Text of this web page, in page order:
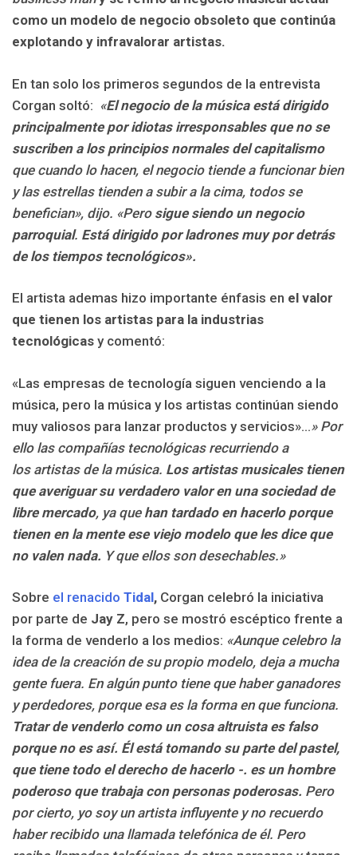
como un modelo de negocio obsoleto que continúa
explotando y infravalorar artistas.
En tan solo los primeros segundos de la entrevista
Corgan soltó: «El negocio de la música está dirigido
principalmente por idiotas irresponsables que no se
suscriben a los principios normales del capitalismo
que cuando lo hacen, el negocio tiende a funcionar bien
y las estrellas tienden a subir a la cima, todos se
benefician», dijo. «Pero sigue siendo un negocio
parroquial. Está dirigido por ladrones muy por detrás
de los tiempos tecnológicos».
El artista ademas hizo importante énfasis en el valor
que tienen los artistas para la industrias
tecnológicas y comentó:
«Las empresas de tecnología siguen venciendo a la
música, pero la música y los artistas continúan siendo
muy valiosos para lanzar productos y servicios»…» Por
ello las compañías tecnológicas recurriendo a
los artistas de la música. Los artistas musicales tienen
que averiguar su verdadero valor en una sociedad de
libre mercado, ya que han tardado en hacerlo porque
tienen en la mente ese viejo modelo que les dice que
no valen nada. Y que ellos son desechables.»
Sobre el renacido Tidal, Corgan celebró la iniciativa
por parte de Jay Z, pero se mostró escéptico frente a
la forma de venderlo a los medios: «Aunque celebro la
idea de la creación de su propio modelo, deja a mucha
gente fuera. En algún punto tiene que haber ganadores
y perdedores, porque esa es la forma en que funciona.
Tratar de venderlo como un cosa altruista es falso
porque no es así. Él está tomando su parte del pastel,
que tiene todo el derecho de hacerlo -. es un hombre
poderoso que trabaja con personas poderosas. Pero
por cierto, yo soy un artista influyente y no recuerdo
haber recibido una llamada telefónica de él. Pero